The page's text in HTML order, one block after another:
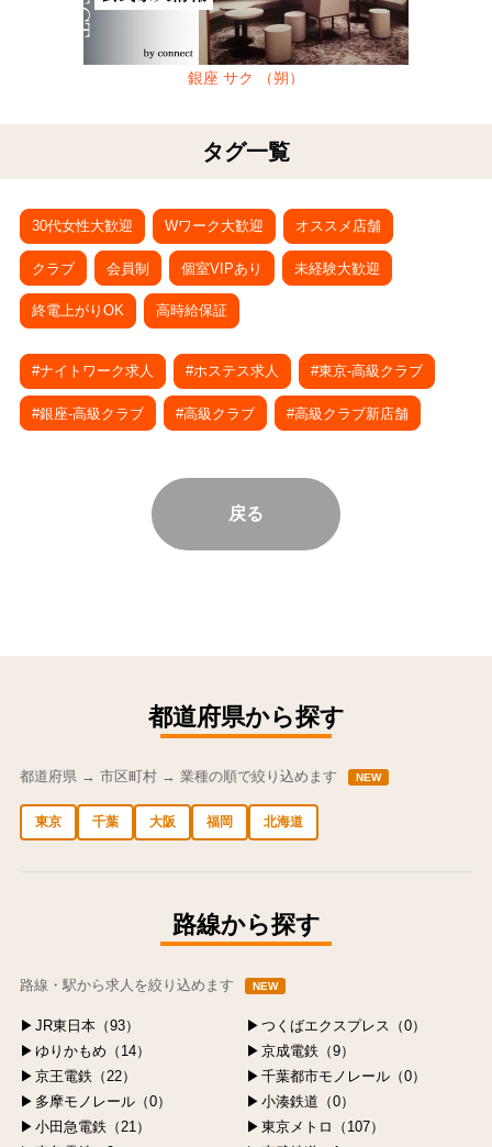
銀座 サク （朔）
タグ一覧
30代女性大歓迎 Wワーク大歓迎 オススメ店舗
クラブ 会員制 個室VIPあり 未経験大歓迎
終電上がりOK 高時給保証
#ナイトワーク求人 #ホステス求人 #東京-高級クラブ
#銀座-高級クラブ #高級クラブ #高級クラブ新店舗
戻る
都道府県から探す
都道府県 → 市区町村 → 業種の順で絞り込めます NEW
東京 千葉 大阪 福岡 北海道
路線から探す
路線・駅から求人を絞り込めます NEW
JR東日本（93）
つくばエクスプレス（0）
ゆりかもめ（14）
京成電鉄（9）
京王電鉄（22）
千葉都市モノレール（0）
多摩モノレール（0）
小湊鉄道（0）
小田急電鉄（21）
東京メトロ（107）